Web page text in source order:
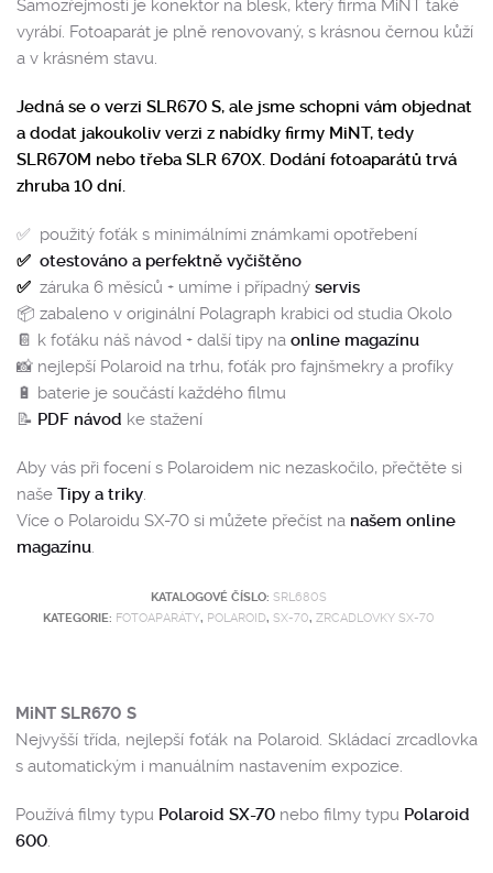
Samozřejmostí je konektor na blesk, který firma MiNT také
vyrábí. Fotoaparát je plně renovovaný, s krásnou černou kůží
a v krásném stavu.
Jedná se o verzi SLR670 S, ale jsme schopni vám objednat
a dodat jakoukoliv verzi z nabídky firmy MiNT, tedy
SLR670M nebo třeba SLR 670X. Dodání fotoaparátů trvá
zhruba 10 dní.
✅ použitý foťák s minimálními známkami opotřebení
✅ otestováno a perfektně vyčištěno
✅ záruka 6 měsíců + umíme i případný servis
📦 zabaleno v originální Polagraph krabici od studia Okolo
📔 k foťáku náš návod + další tipy na online magazínu
📸 nejlepší Polaroid na trhu, foťák pro fajnšmekry a profíky
🔋 baterie je součástí každého filmu
📝 PDF návod ke stažení
Aby vás při focení s Polaroidem nic nezaskočilo, přečtěte si
naše Tipy a triky.
Více o Polaroidu SX-70 si můžete přečíst na našem online
magazínu.
KATALOGOVÉ ČÍSLO: SRL680S
KATEGORIE: FOTOAPARÁTY, POLAROID, SX-70, ZRCADLOVKY SX-70
MiNT SLR670 S
Nejvyšší třída, nejlepší foťák na Polaroid. Skládací zrcadlovka
s automatickým i manuálním nastavením expozice.
Používá filmy typu Polaroid SX-70 nebo filmy typu Polaroid
600.